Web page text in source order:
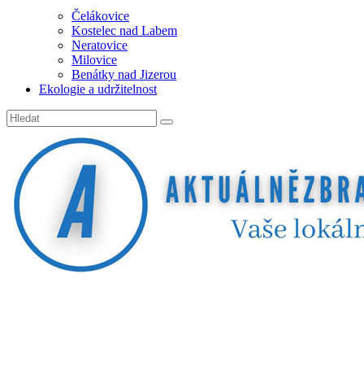
Čelákovice
Kostelec nad Labem
Neratovice
Milovice
Benátky nad Jizerou
Ekologie a udržitelnost